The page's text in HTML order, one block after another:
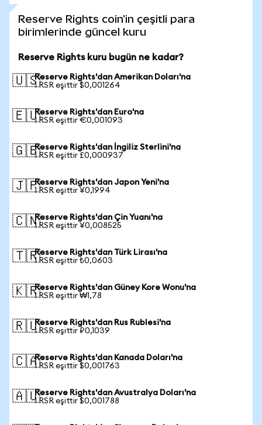
Reserve Rights coin'in çeşitli para
birimlerinde güncel kuru
Reserve Rights kuru bugün ne kadar?
🇺🇸Reserve Rights'dan Amerikan Doları'na
1 RSR eşittir $0,001264
🇪🇺Reserve Rights'dan Euro'na
1 RSR eşittir €0,001093
🇬🇧Reserve Rights'dan İngiliz Sterlini'na
1 RSR eşittir £0,000937
🇯🇵Reserve Rights'dan Japon Yeni'na
1 RSR eşittir ¥0,1994
🇨🇳Reserve Rights'dan Çin Yuanı'na
1 RSR eşittir ¥0,008525
🇹🇷Reserve Rights'dan Türk Lirası'na
1 RSR eşittir ₺0,0603
🇰🇷Reserve Rights'dan Güney Kore Wonu'na
1 RSR eşittir ₩1,78
🇷🇺Reserve Rights'dan Rus Rublesi'na
1 RSR eşittir ₽0,1039
🇨🇦Reserve Rights'dan Kanada Doları'na
1 RSR eşittir $0,001763
🇦🇺Reserve Rights'dan Avustralya Doları'na
1 RSR eşittir $0,001788